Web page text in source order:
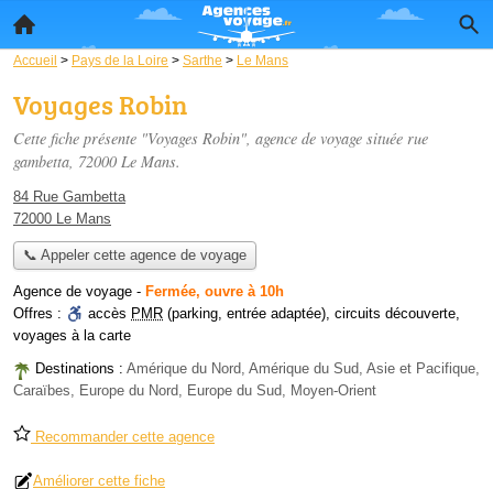
Accueil > Pays de la Loire > Sarthe > Le Mans
Voyages Robin
Cette fiche présente "Voyages Robin", agence de voyage située rue
gambetta, 72000 Le Mans.
84 Rue Gambetta
72000 Le Mans
📞 Appeler cette agence de voyage
Agence de voyage - Fermée, ouvre à 10h
Offres :
accès PMR (parking, entrée adaptée), circuits découverte,
voyages à la carte
Destinations : Amérique du Nord, Amérique du Sud, Asie et Pacifique,
Caraïbes, Europe du Nord, Europe du Sud, Moyen-Orient
Recommander cette agence
Améliorer cette fiche